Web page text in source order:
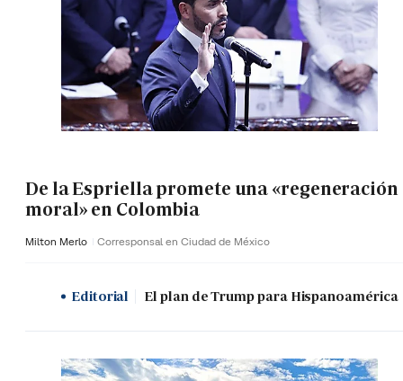
De la Espriella promete una «regeneración
moral» en Colombia
Milton Merlo Corresponsal en Ciudad de México
Editorial El plan de Trump para Hispanoamérica